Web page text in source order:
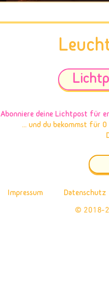
Abonniere deine Lichtpost für
... und du bekommst für
Impressum Datenschutz
© 2018-